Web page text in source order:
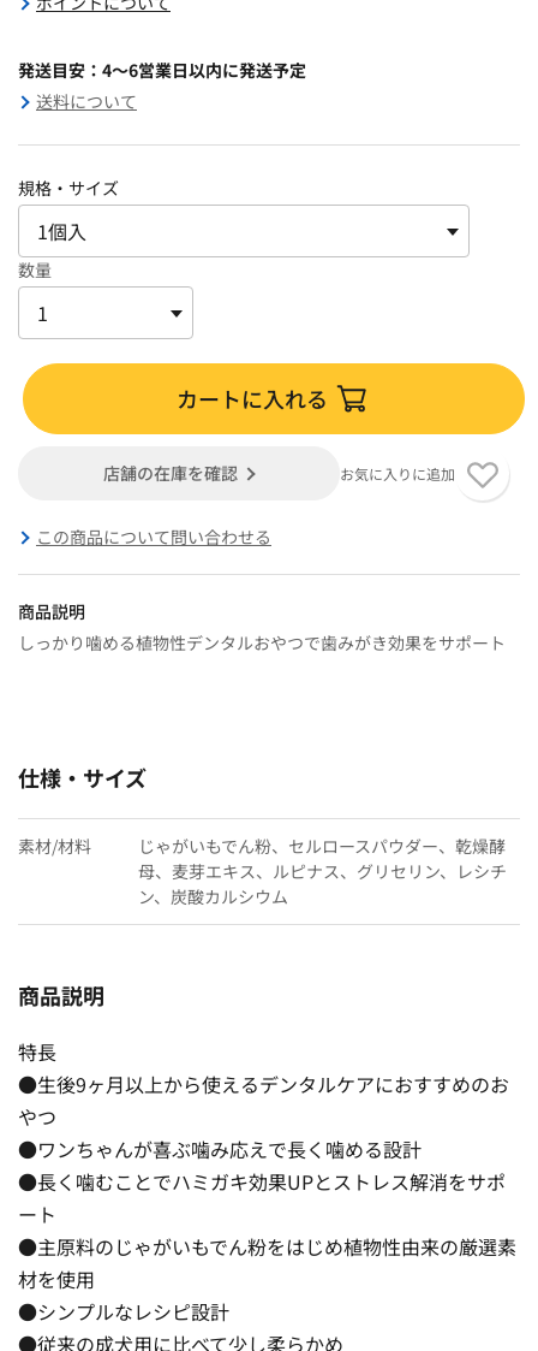
発送目安：4～6営業日以内に発送予定
送料について
規格・サイズ
数量
カートに入れる
店舗の在庫を確認 お気に入りに追加
この商品について問い合わせる
商品説明
しっかり噛める植物性デンタルおやつで歯みがき効果をサポート
仕様・サイズ
素材/材料
じゃがいもでん粉、セルロースパウダー、乾燥酵
母、麦芽エキス、ルピナス、グリセリン、レシチ
ン、炭酸カルシウム
商品説明
特長
●生後9ヶ月以上から使えるデンタルケアにおすすめのお
やつ
●ワンちゃんが喜ぶ噛み応えで長く噛める設計
●長く噛むことでハミガキ効果UPとストレス解消をサポ
ート
●主原料のじゃがいもでん粉をはじめ植物性由来の厳選素
材を使用
●シンプルなレシピ設計
●従来の成犬用に比べて少し柔らかめ